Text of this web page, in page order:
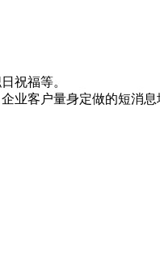
祝福等。
业客户量身定做的短消